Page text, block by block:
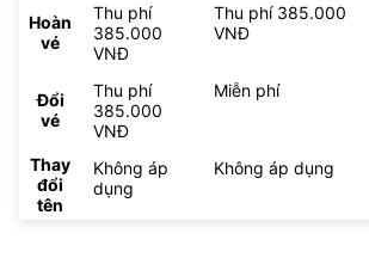
Hoàn
vé
Thu phí
385.000
VNĐ
Thu phí 385.000
VNĐ
Đổi
vé
Thu phí
385.000
VNĐ
Miễn phí
Thay
đổi
tên
Không áp
dụng
Không áp dụng